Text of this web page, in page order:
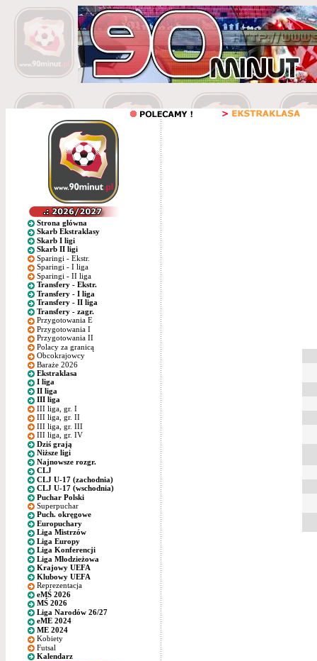
Strona główna
Skarb Ekstraklasy
Skarb I ligi
Skarb II ligi
Sparingi - Ekstr.
Sparingi - I liga
Sparingi - II liga
Transfery - Ekstr.
Transfery - I liga
Transfery - II liga
Transfery - zagr.
Przygotowania E
Przygotowania I
Przygotowania II
Polacy za granicą
Obcokrajowcy
Baraże 2026
Ekstraklasa
I liga
II liga
III liga
III liga, gr. I
III liga, gr. II
III liga, gr. III
III liga, gr. IV
Dziś grają
Niższe ligi
Najnowsze rozgr.
CLJ
CLJ U-17 (zachodnia)
CLJ U-17 (wschodnia)
Puchar Polski
Superpuchar
Puch. okręgowe
Europuchary
Liga Mistrzów
Liga Europy
Liga Konferencji
Liga Młodzieżowa
Krajowy UEFA
Klubowy UEFA
Reprezentacja
eMŚ 2026
MŚ 2026
Liga Narodów 26/27
eME 2024
ME 2024
Kobiety
Futsal
Kalendarz